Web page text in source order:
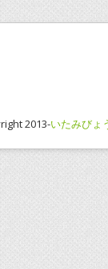
2013-いたみびょ